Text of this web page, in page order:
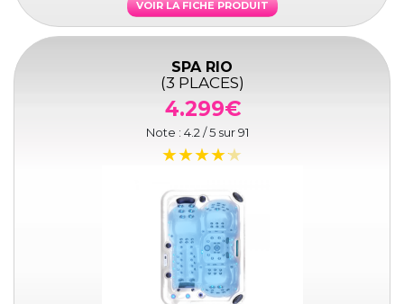
VOIR LA FICHE PRODUIT
SPA RIO
(3 PLACES)
4.299€
Note : 4.2 / 5 sur91